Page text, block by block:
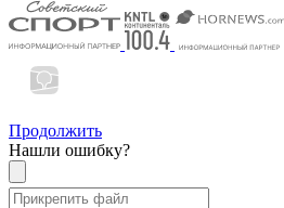
Продолжить
Нашли ошибку?